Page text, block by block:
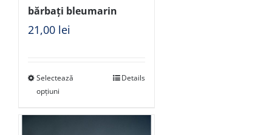
bărbați bleumarin
21,00 lei
Selectează
opțiuni
Details